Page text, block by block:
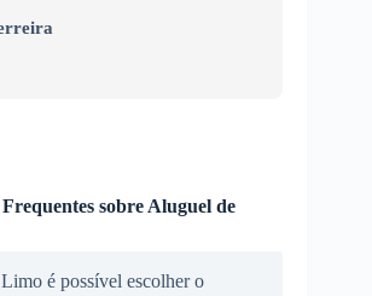
sobre Aluguel de
é possível escolher o